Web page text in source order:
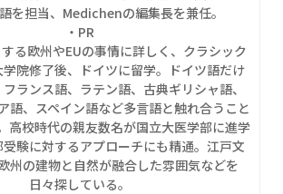
を担当、Medichenの編集長を兼任。
・PR
る欧州やEUの事情に詳しく、クラシック
院修了後、ドイツに留学。ドイツ語だけ
ランス語、ラテン語、古典ギリシャ語、
語、スペイン語など多言語と触れ合うこと
高校時代の親友数名が国立大医学部に進学
受験に対するアプローチにも精通。江戸文
州の建物と自然が融合した雰囲気などを
日々探している。